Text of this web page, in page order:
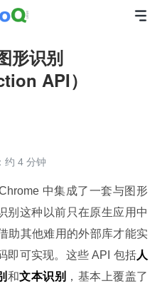
形识别
API）
约 4 分钟
中集成了一套与图形
别这种以前只在原生应用中
助其他难用的外部库才能实
即可实现。这些 API 包括人
和文本识别 ，基本上覆盖了